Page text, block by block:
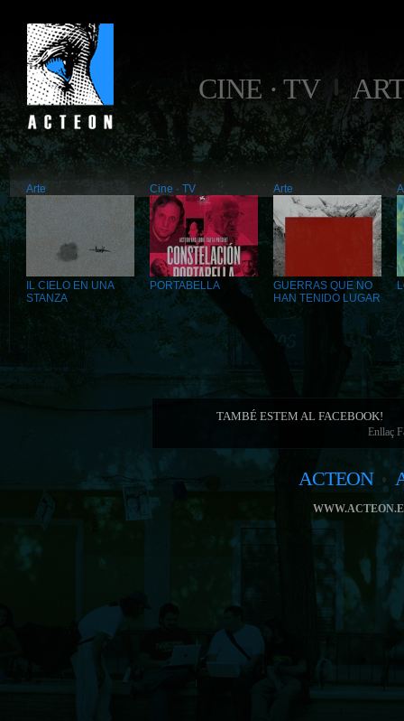
CINE · TV
Arte
IL CIELO EN UNA
STANZA
Cine · TV
PORTABELLA
Arte
GUERRAS QUE NO
HAN TENIDO LUGAR
TAMBÉ ESTEM AL FACEBOOK!
Enllaç
ACTEON